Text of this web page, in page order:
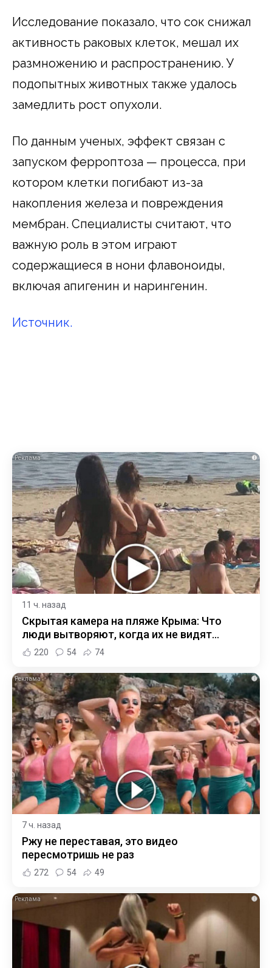
Исследование показало, что сок снижал
активность раковых клеток, мешал их
размножению и распространению. У
подопытных животных также удалось
замедлить рост опухоли.
По данным ученых, эффект связан с
запуском ферроптоза — процесса, при
котором клетки погибают из-за
накопления железа и повреждения
мембран. Специалисты считают, что
важную роль в этом играют
содержащиеся в нони флавоноиды,
включая апигенин и нарингенин.
Источник.
i
11 ч. назад
Скрытая камера на пляже Крыма: Что
люди вытворяют, когда их не видят...
220 54 74
i
7 ч. назад
Ржу не переставая, это видео
пересмотришь не раз
272 54 49
i